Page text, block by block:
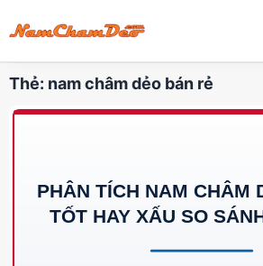
Thẻ: nam châm dẻo bán rẻ